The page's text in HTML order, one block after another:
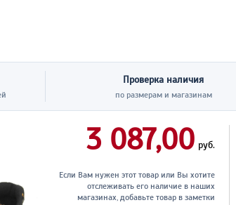
Проверка наличия
по размерам и магазинам
3 087,00 руб.
Если Вам нужен этот товар или Вы хотите
отслеживать его наличие в наших
магазинах, добавьте товар в заметки